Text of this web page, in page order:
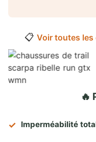
📋 Voir toutes
🔥
Imperméabilité